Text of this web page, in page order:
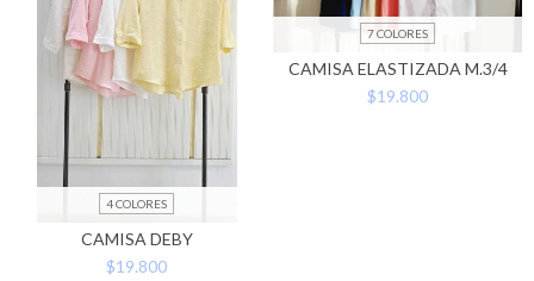
4 COLORES
CAMISA DEBY
$19.800
7 COLORES
CAMISA ELASTIZADA M.3/4
$19.800